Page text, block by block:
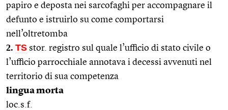
papiro e deposta nei sarcofaghi per accompagnare il
defunto e istruirlo su come comportarsi
nell’oltretomba
2. TS stor. registro sul quale l’ufficio di stato civile o
l’ufficio parrocchiale annotava i decessi avvenuti nel
territorio di sua competenza
lingua morta
loc.s.f.